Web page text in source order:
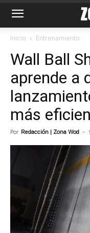
Inicio Entrenamiento
Wall Ball
aprende a
más
Por Redacción | Zona Wod -